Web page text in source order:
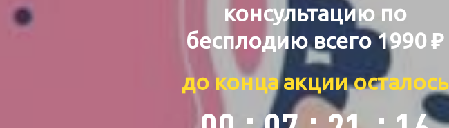
консультацию по
бесплодиювсего 1990 ₽
до конца акции осталось